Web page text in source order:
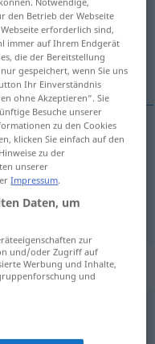
antippen)
den Betrieb der Webseite
erforderlich sind,
immer auf Ihrem Endgerät
die der Bereitstellung
gespeichert, wenn Sie uns
Ihr Einverständnis
ohne Akzeptieren“. Sie
Besuche unserer
zu den Cookies
klicken Sie einfach auf den
zu der
unserer
Impressum.
Daten, um
zur
und/oder Zugriff auf
Werbung und Inhalte,
und